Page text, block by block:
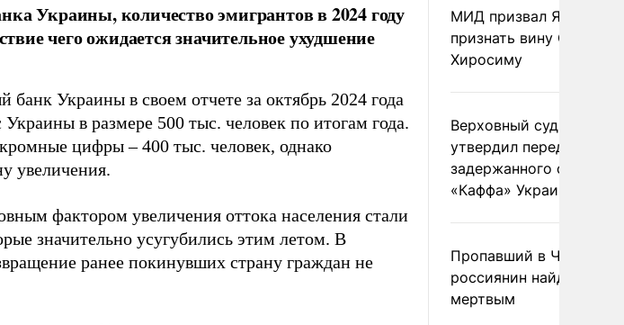
Украины, количество эмигрантов в 2024 году
чего ожидается значительное ухудшение
банк Украины в своем отчете за октябрь 2024 года
Украины в размере 500 тыс. человек по итогам года.
цифры – 400 тыс. человек, однако
увеличения.
фактором увеличения оттока населения стали
значительно усугубились этим летом. В
ранее покинувших страну граждан не
МИД призвал Японию
признать вину США за
Хиросиму
Верховный суд Швеции
утвердил передачу
задержанного
«Каффа» Украине
Пропавший в
россиянин найден
мертвым